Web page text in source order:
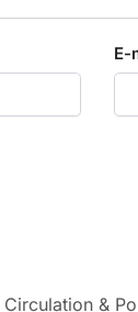
E-
Circulation &